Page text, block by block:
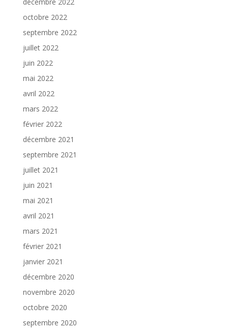
octobre 2022
septembre 2022
juillet 2022
juin 2022
mai 2022
avril 2022
mars 2022
février 2022
décembre 2021
septembre 2021
juillet 2021
juin 2021
mai 2021
avril 2021
mars 2021
février 2021
janvier 2021
décembre 2020
novembre 2020
octobre 2020
septembre 2020